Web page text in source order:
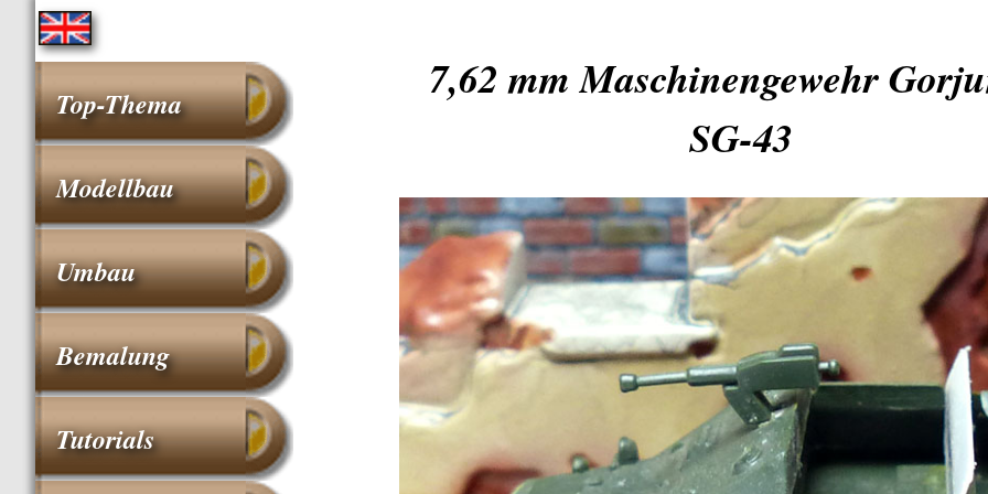
7,62 mm Maschinengewehr
SG-43
Top-Thema
Modellbau
Umbau
Bemalung
Tutorials